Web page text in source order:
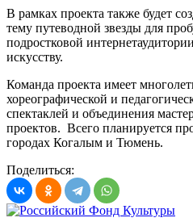
В рамках проекта также будет
тему путеводной звезды для
подростковой
искусству.
Команда проекта имеет
хореографической и
спектаклей и объединения
проектов. Всего планируется
городах Когалым и Тюмень.
Поделиться: